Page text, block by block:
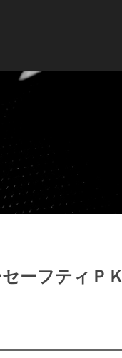
ーフティＰＫ